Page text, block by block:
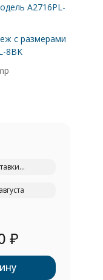
A2716PL-
с размерами
8BK
₽